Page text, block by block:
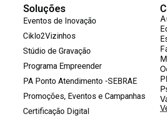
Soluções
Eventos de Inovação
Ciklo2Vizinhos
Stúdio de Gravação
Programa Empreender
PA Ponto Atendimento -SEBRAE
Promoções, Eventos e Campanhas
Certificação Digital